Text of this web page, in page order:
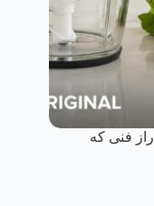
فرق خردکن سیلور کرست اصل و تقلبی: ۳ راز فنی که